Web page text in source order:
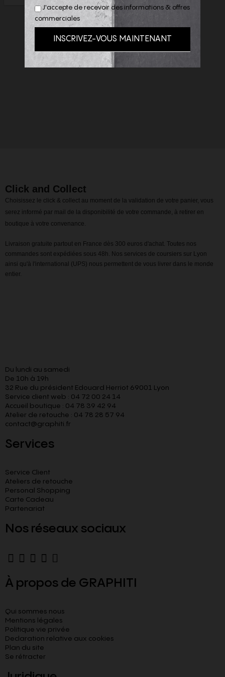
Click and Collect
Choisissez le click & collect au moment de la validation de votre panier, vous
serez informé par mail de la disponibilité de votre commande, à retirer en
boutique à votre convenance.
Livraison gratuite partout en France dès 300 euros d'achat. Toutes nos
commandes sont expédiées sous 48h. Nos services de coursiers sur Lyon
ainsi qu'à l'international (UPS) nous permettent de vous livrer dans le monde
entier.
Du lundi au samedi
De 10h à 19h
32 Rue du président Edouard Herriot 69001 Lyon
Service client web : 04 72 00 24 14
Accueil boutique : 04 78 39 42 94
Atelier de retouche : 04 78 28 57 94
contact@graphiti.fr
Services
Service Client
Ateliers de retouche
Personal Shopping
Carte Cadeau
Partenariat
Nos réseaux sociaux
À propos de GRAPHITI
Qui sommes nous
Mentions légales
Politique vie privée
Declaration relative aux cookies​
Plan du site
Se rétracter
J'accepte de recevoir des informations & offres
commerciales